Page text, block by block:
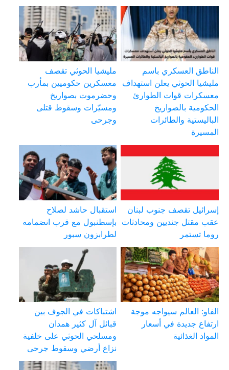
الناطق العسكري باسم
مليشيا الحوثي يعلن استهداف
معسكرات قوات الطوارئ
الحكومية بالصواريخ
الباليستية والطائرات
المسيرة
مليشيا الحوثي تقصف
معسكرين حكوميين بمأرب
وحضرموت بصواريخ
ومسيّرات وسقوط قتلى
وجرحى
إسرائيل تقصف جنوب لبنان
عقب مقتل جنديين ومحادثات
روما تستمر
استقبال حاشد لصلاح
بإسطنبول مع قرب انضمامه
لطرابزون سبور
الفاو: العالم سيواجه موجة
ارتفاع جديدة في أسعار
المواد الغذائية
اشتباكات في الجوف بين
قبائل آل كثير همدان
ومسلحي الحوثي على خلفية
نزاع أرضي وسقوط جرحى